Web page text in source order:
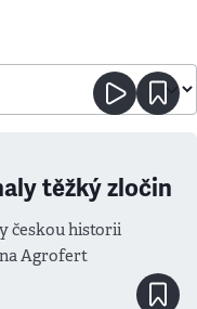
těžký zločin
českou historii
na Agrofert